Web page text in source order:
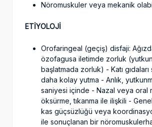
Nöromuskuler veya mekanik
ETİYOLOJİ
Orofaringeal (geçiş) disfaji:
özofagusa iletimde zorluk
başlatmada zorluk) - Katı gıdaları
daha kolay yutma - Anlık,
saniyesi içinde - Nazal veya oral
öksürme, tıkanma ile ilişkili -
kas güçsüzlüğü veya
ile sonuçlanan bir